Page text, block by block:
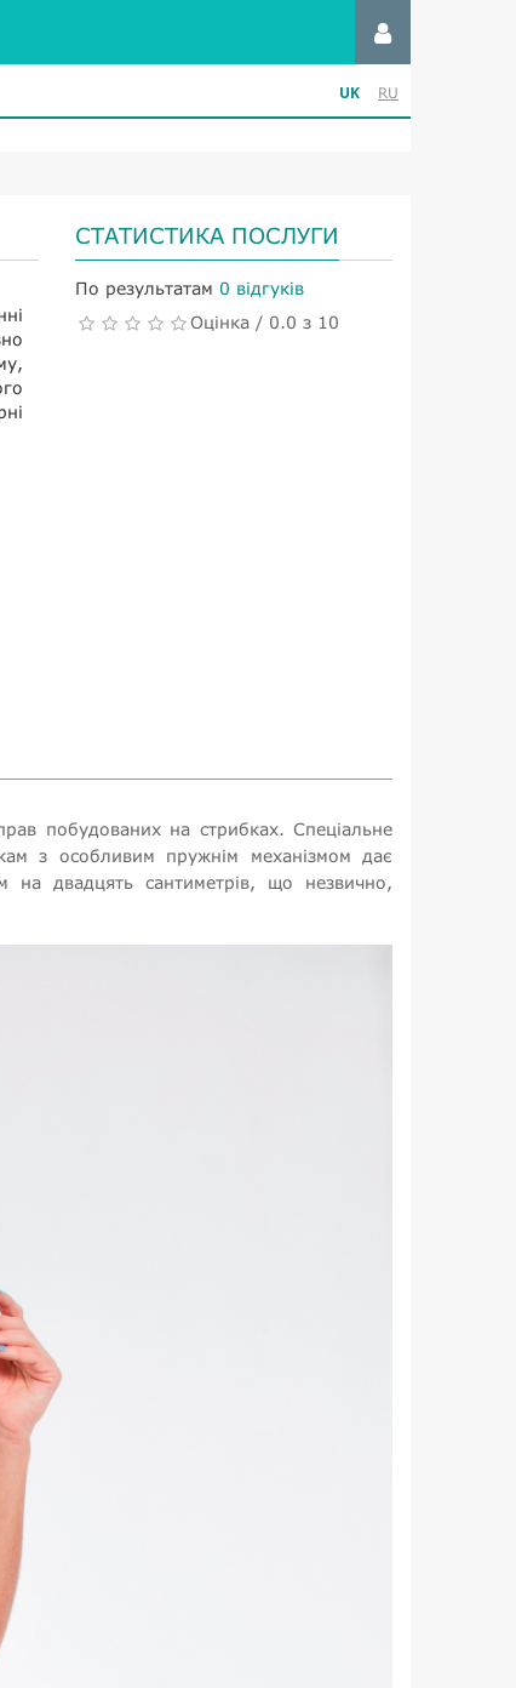
UK RU
СТАТИСТИКА ПОСЛУГИ
По результатам 0 відгуків
Оцінка / 0.0 з 10
побудованих на стрибках. Спеціальне
з особливим пружнім механізмом дає
на двадцять сантиметрів, що незвично,